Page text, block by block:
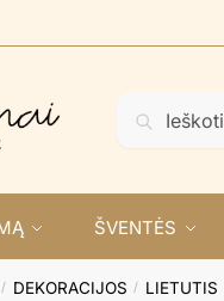
ŠVENTĖS
/ DEKORACIJOS / LIETUTIS